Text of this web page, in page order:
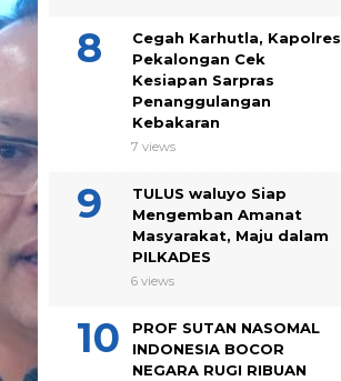
Cegah Karhutla, Kapolres
Pekalongan Cek
Kesiapan Sarpras
Penanggulangan
Kebakaran
7 views
TULUS waluyo Siap
Mengemban Amanat
Masyarakat, Maju dalam
PILKADES
6 views
PROF SUTAN NASOMAL
INDONESIA BOCOR
NEGARA RUGI RIBUAN